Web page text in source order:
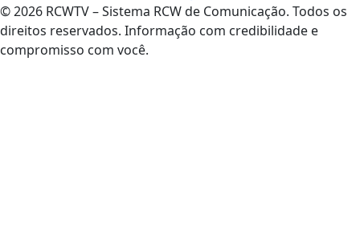
© 2026 RCWTV – Sistema RCW de Comunicação. Todos os
direitos reservados. Informação com credibilidade e
compromisso com você.